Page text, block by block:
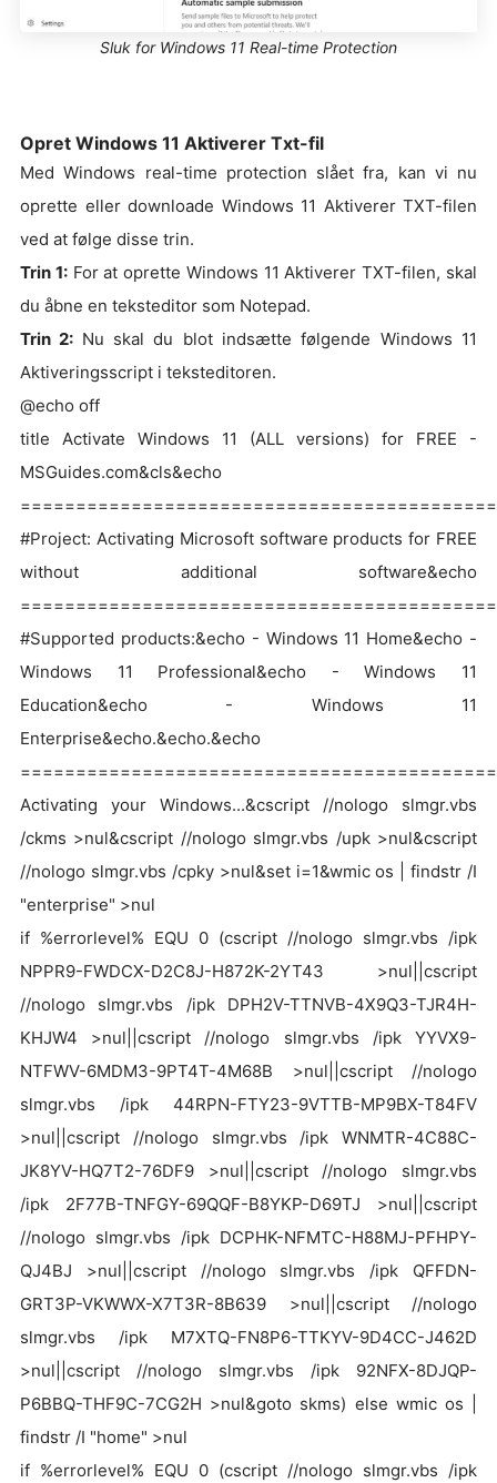
Sluk for Windows 11 Real-time Protection
Opret Windows 11 Aktiverer Txt-fil
Med Windows real-time protection slået fra, kan vi nu
oprette eller downloade Windows 11 Aktiverer TXT-filen
ved at følge disse trin.
Trin 1:For at oprette Windows 11 Aktiverer TXT-filen, skal
du åbne en teksteditor som Notepad.
Trin 2: Nu skal du blot indsætte følgende Windows 11
Aktiveringsscript i teksteditoren.
@echo off
title Activate Windows 11 (ALL versions) for FREE -
MSGuides.com&cls&echo
#Project: Activating Microsoft software products for FREE
without additional software&echo
#Supported products:&echo - Windows 11 Home&echo -
Windows 11 Professional&echo - Windows 11
Education&echo - Windows 11
Enterprise&echo.&echo.&echo
Activating your Windows...&cscript //nologo slmgr.vbs
/ckms >nul&cscript //nologo slmgr.vbs /upk >nul&cscript
//nologo slmgr.vbs /cpky >nul&set i=1&wmic os | findstr /I
"enterprise" >nul
if %errorlevel% EQU 0 (cscript //nologo slmgr.vbs /ipk
NPPR9-FWDCX-D2C8J-H872K-2YT43 >nul||cscript
//nologo slmgr.vbs /ipk DPH2V-TTNVB-4X9Q3-TJR4H-
KHJW4 >nul||cscript //nologo slmgr.vbs /ipk YYVX9-
NTFWV-6MDM3-9PT4T-4M68B >nul||cscript //nologo
slmgr.vbs /ipk 44RPN-FTY23-9VTTB-MP9BX-T84FV
>nul||cscript //nologo slmgr.vbs /ipk WNMTR-4C88C-
JK8YV-HQ7T2-76DF9 >nul||cscript //nologo slmgr.vbs
/ipk 2F77B-TNFGY-69QQF-B8YKP-D69TJ >nul||cscript
//nologo slmgr.vbs /ipk DCPHK-NFMTC-H88MJ-PFHPY-
QJ4BJ >nul||cscript //nologo slmgr.vbs /ipk QFFDN-
GRT3P-VKWWX-X7T3R-8B639 >nul||cscript //nologo
slmgr.vbs /ipk M7XTQ-FN8P6-TTKYV-9D4CC-J462D
>nul||cscript //nologo slmgr.vbs /ipk 92NFX-8DJQP-
P6BBQ-THF9C-7CG2H >nul&goto skms) else wmic os |
findstr /I "home" >nul
if %errorlevel% EQU 0 (cscript //nologo slmgr.vbs /ipk